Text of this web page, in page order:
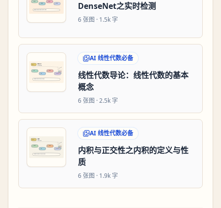
DenseNet之实时检测
6 张图 · 1.5k 字
AI 线性代数必备
线性代数导论：线性代数的基本
概念
6 张图 ·2.5k 字
AI 线性代数必备
内积与正交性之内积的定义与性
质
6 张图 · 1.9k 字